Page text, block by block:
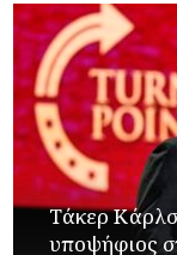
Τάκερ
υποψήφιος